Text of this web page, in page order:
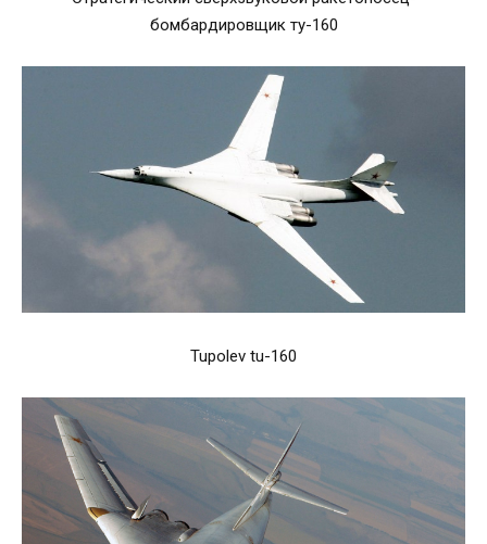
бомбардировщик ту-160
Tupolev tu-160